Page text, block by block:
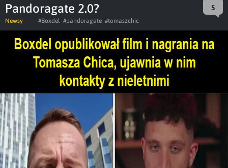
Pandoragate 2.0? 5
Newsy #Boxdel #pandoragate #tomaszchic